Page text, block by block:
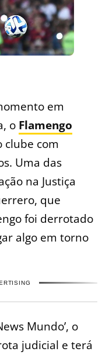
em
o Flamengo
clube com
Uma das
na Justiça
que
foi derrotado
algo em torno
Mundo’, o
judicial e terá